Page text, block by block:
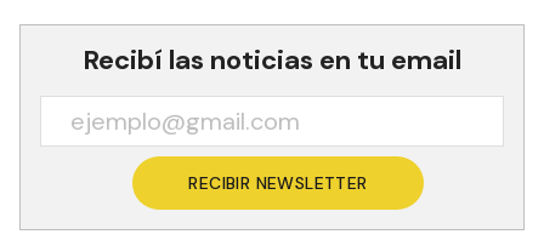
Recibí las noticias en tu email
RECIBIR NEWSLETTER